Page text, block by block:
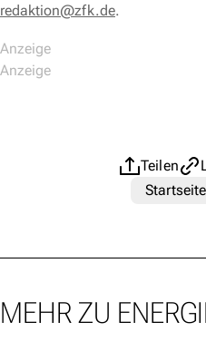
redaktion@zfk.de.
Teilen
Startseite
MEHR ZU